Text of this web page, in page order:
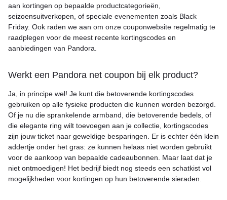
aan kortingen op bepaalde productcategorieën,
seizoensuitverkopen, of speciale evenementen zoals Black
Friday. Ook raden we aan om onze couponwebsite regelmatig te
raadplegen voor de meest recente kortingscodes en
aanbiedingen van Pandora.
Werkt een Pandora net coupon bij elk product?
Ja, in principe wel! Je kunt die betoverende kortingscodes
gebruiken op alle fysieke producten die kunnen worden bezorgd.
Of je nu die sprankelende armband, die betoverende bedels, of
die elegante ring wilt toevoegen aan je collectie, kortingscodes
zijn jouw ticket naar geweldige besparingen. Er is echter één klein
addertje onder het gras: ze kunnen helaas niet worden gebruikt
voor de aankoop van bepaalde cadeaubonnen. Maar laat dat je
niet ontmoedigen! Het bedrijf biedt nog steeds een schatkist vol
mogelijkheden voor kortingen op hun betoverende sieraden.